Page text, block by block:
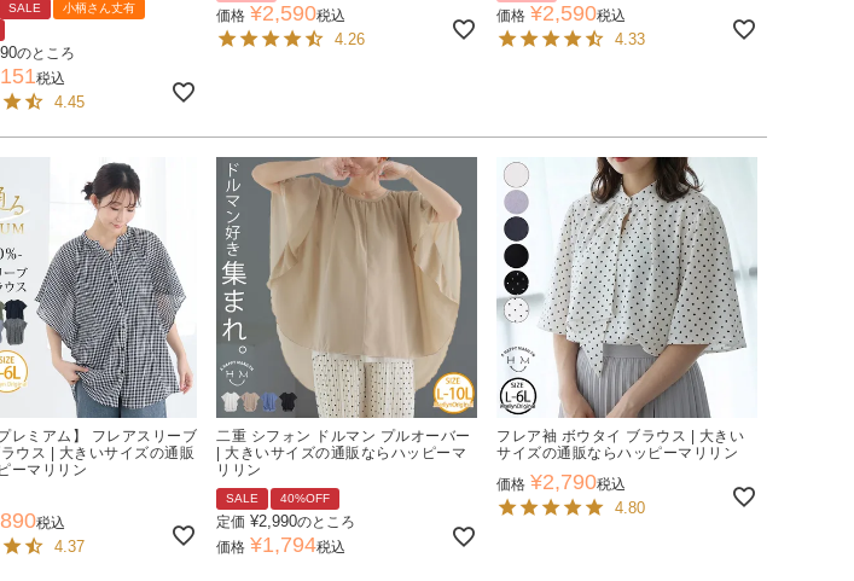
SALE
小柄さん丈有
のところ
税込
4.45
価格 ¥2,590税込
4.26
価格 ¥2,590税込
4.33
レミアム】 フレアスリーブ
ウス | 大きいサイズの通販
ーマリリン
税込
4.37
二重 シフォン ドルマン プルオーバー
| 大きいサイズの通販ならハッピーマ
リリン
SALE 40%OFF
定価 ¥2,990のところ
価格 ¥1,794税込
フレア袖 ボウタイ ブラウス | 大きい
サイズの通販ならハッピーマリリン
価格 ¥2,790税込
4.80